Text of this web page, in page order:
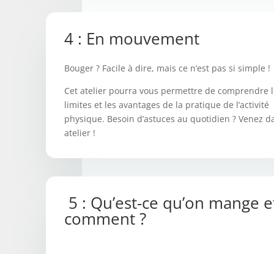
4 : En mouvement
Bouger ? Facile à dire, mais ce n’est pas si simple !
Cet atelier pourra vous permettre de comprendre
limites et les avantages de la pratique de l’activité
physique. Besoin d’astuces au quotidien ? Venez
atelier !
5 : Qu’est-ce qu’on mange
comment ?